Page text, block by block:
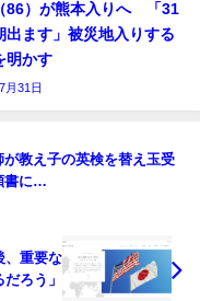
86）が熊本入りへ 「31
出ます」被災地入りする
明かす
月31日
教え子の英検を替え玉受
書に…
、重要な
ろう」